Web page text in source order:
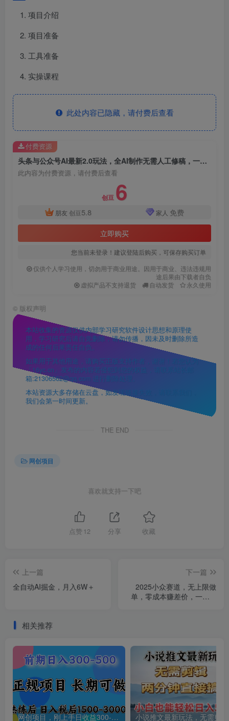
项目介绍
项目准备
工具准备
实操课程
此处内容已隐藏，请付费后查看
头条与公众号AI最新2.0玩法，全AI制作无需人工修稿，一个标题生成文章，日入2000+，可做矩阵（详细教程）
此内容为付费资源，请付费后查看
创豆 6
朋友 创豆 5.8 家人 免费
立即购买
您当前未登录！建议登陆后购买，可保存购买订单
仅供个人学习使用，切勿用于商业用途。因用于商业、违法违规用
途后果由下载者自负
虚拟产品不支持退货
自动发货 永久使用
付费资源
© 版权声明
本站收集的资源仅供内部学习研究软件设计思想和原理使
用，学习研究后请自觉删除，请勿传播，因未及时删除所造
成的任何后果责任自负。
如果用于其他用途，请购买正版支持作者，谢谢！若您认为
「16yc.cn」发布的内容若侵犯到您的权益，请联系站长邮
箱:21306562@qq.com 进行删除处理。
本站资源大多存储在云盘，如发现链接失效，请联系我们，
我们会第一时间更新。
THE END
网创项目
喜欢就支持一下吧
点赞 12 分享 收藏
上一篇
全自动AI掘金，月入6W＋
下一篇
2025小众赛道，无上限做
单，零成本赚差价，一单5-
相关推荐
网创项目，刚上手日收益300-500左右，熟悉后日收益1500-3000